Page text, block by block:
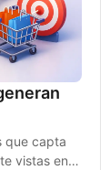
que capta
vistas en